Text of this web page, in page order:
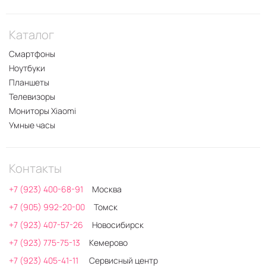
Каталог
Смартфоны
Ноутбуки
Планшеты
Телевизоры
Мониторы Xiaomi
Умные часы
Контакты
+7 (923) 400-68-91
Москва
+7 (905) 992-20-00
Томск
+7 (923) 407-57-26
Новосибирск
+7 (923) 775-75-13
Кемерово
+7 (923) 405-41-11
Сервисный центр